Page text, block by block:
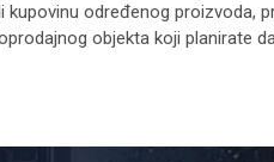
kupovinu određenog proizvoda,
objekta koji planirate